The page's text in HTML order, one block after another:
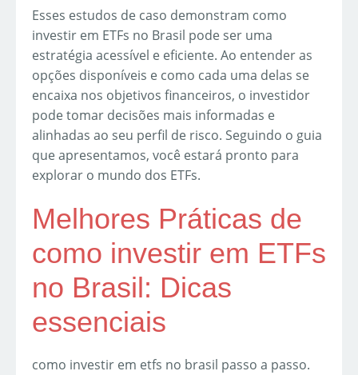
Esses estudos de caso demonstram como
investir em ETFs no Brasil pode ser uma
estratégia acessível e eficiente. Ao entender as
opções disponíveis e como cada uma delas se
encaixa nos objetivos financeiros, o investidor
pode tomar decisões mais informadas e
alinhadas ao seu perfil de risco. Seguindo o guia
que apresentamos, você estará pronto para
explorar o mundo dos ETFs.
Melhores Práticas de
como investir em ETFs
no Brasil: Dicas
essenciais
como investir em etfs no brasil passo a passo.